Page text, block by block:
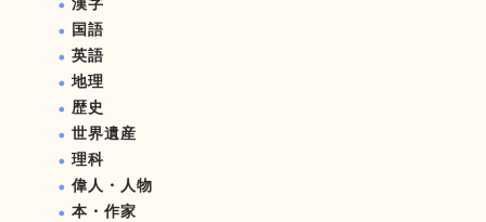
漢字
国語
英語
地理
歴史
世界遺産
理科
偉人・人物
本・作家